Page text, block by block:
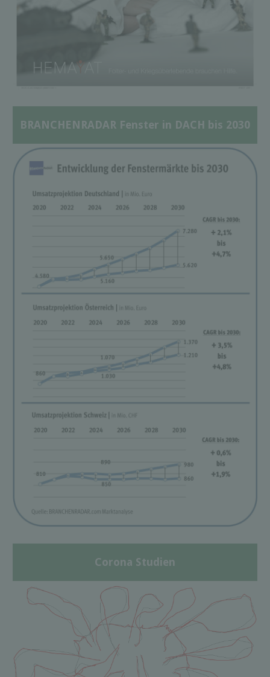
BRANCHENRADAR Fenster in DACH bis 2030
Corona Studien